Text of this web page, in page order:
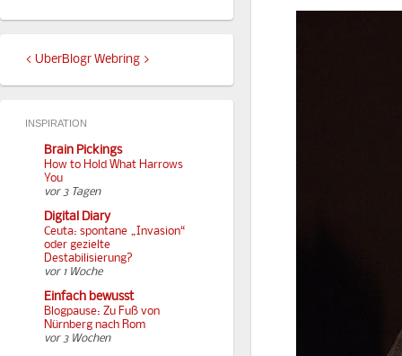
< UberBlogr Webring >
INSPIRATION
Brain Pickings
How to Hold What Harrows
You
vor 3 Tagen
Digital Diary
Ceuta: spontane „Invasion“
oder gezielte
Destabilisierung?
vor 1 Woche
Einfach bewusst
Blogpause: Zu Fuß von
Nürnberg nach Rom
vor 3 Wochen